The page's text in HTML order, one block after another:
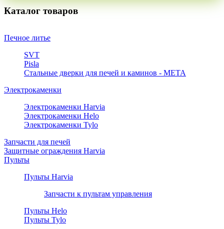
Каталог товаров
Печное литье
SVT
Pisla
Стальные дверки для печей и каминов - META
Электрокаменки
Электрокаменки Harvia
Электрокаменки Helo
Электрокаменки Tylo
Запчасти для печей
Защитные ограждения Harvia
Пульты
Пульты Harvia
Запчасти к пультам управления
Пульты Helo
Пульты Tylo